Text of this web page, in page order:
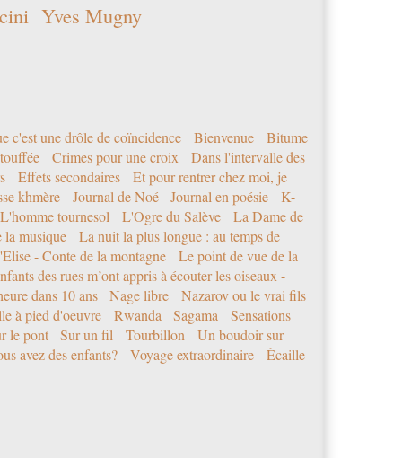
Yves Mugny
c'est une drôle de coïncidence Bienvenue
Bitume
Crimes pour une croix
Dans l'intervalle des
Effets secondaires
Et pour rentrer chez moi, je
khmère
Journal de Noé Journal en poésie
K-
L'homme tournesol
L'Ogre du Salève
La Dame de
musique
La nuit la plus longue : au temps de
- Conte de la montagne
Le point de vue de la
des rues m’ont appris à écouter les oiseaux -
dans 10 ans
Nage libre
Nazarov ou le vrai fils
à pied d'oeuvre
Rwanda Sagama
Sensations
le pont
Sur un fil Tourbillon
Un boudoir sur
avez des enfants?
Voyage extraordinaire Écaille